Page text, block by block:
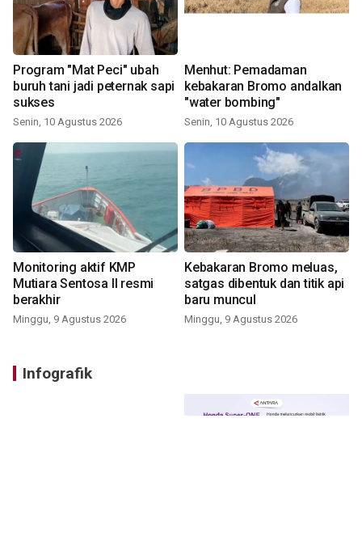
Program "Mat Peci" ubah
buruh tani jadi peternak sapi
sukses
Senin, 10 Agustus 2026
Menhut: Pemadaman
kebakaran Bromo andalkan
"water bombing"
Senin, 10 Agustus 2026
Monitoring aktif KMP
Mutiara Sentosa II resmi
berakhir
Minggu, 9 Agustus 2026
Kebakaran Bromo meluas,
satgas dibentuk dan titik api
baru muncul
Minggu, 9 Agustus 2026
Infografik